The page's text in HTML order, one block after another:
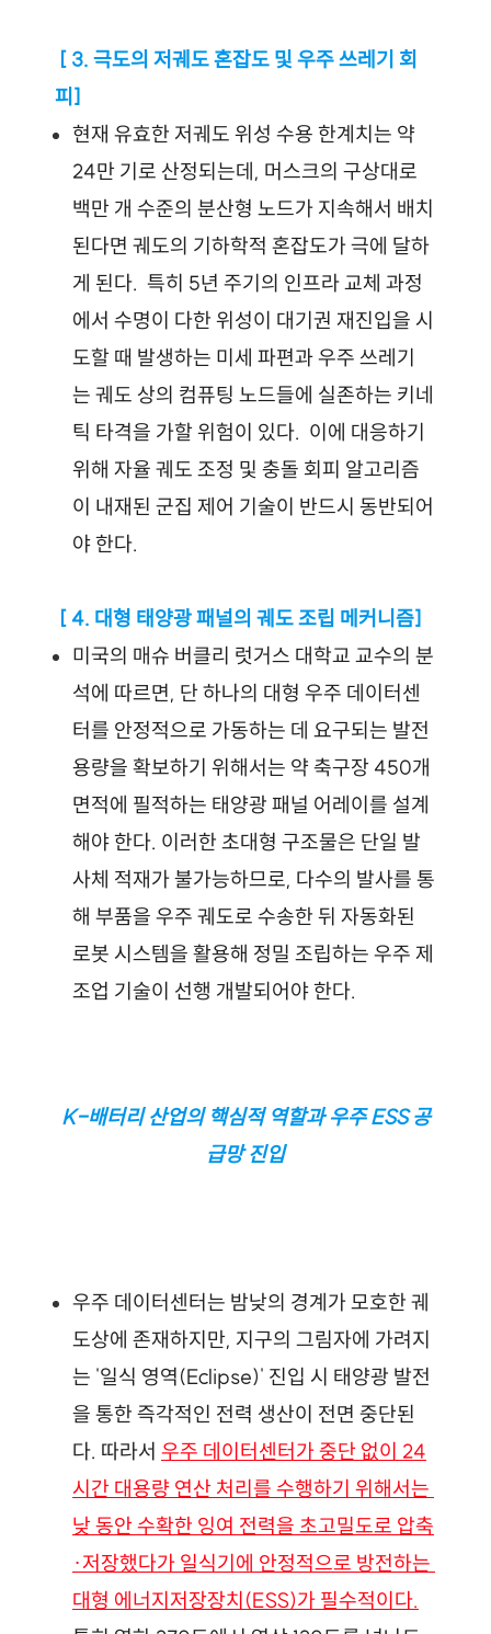
피]
현재 유효한 저궤도 위성 수용 한계치는 약
24만 기로 산정되는데, 머스크의 구상대로
백만 개 수준의 분산형 노드가 지속해서 배치
된다면 궤도의 기하학적 혼잡도가 극에 달하
게 된다. 특히 5년 주기의 인프라 교체 과정
에서 수명이 다한 위성이 대기권 재진입을 시
도할 때 발생하는 미세 파편과 우주 쓰레기
는 궤도 상의 컴퓨팅 노드들에 실존하는 키네
틱 타격을 가할 위험이 있다. 이에 대응하기
위해 자율 궤도 조정 및 충돌 회피 알고리즘
이 내재된 군집 제어 기술이 반드시 동반되어
야 한다.
[ 4. 대형 태양광 패널의 궤도 조립 메커니즘]
미국의 매슈 버클리 럿거스 대학교 교수의 분
석에 따르면, 단 하나의 대형 우주 데이터센
터를 안정적으로 가동하는 데 요구되는 발전
용량을 확보하기 위해서는 약 축구장 450개
면적에 필적하는 태양광 패널 어레이를 설계
해야 한다. 이러한 초대형 구조물은 단일 발
사체 적재가 불가능하므로, 다수의 발사를 통
해 부품을 우주 궤도로 수송한 뒤 자동화된
로봇 시스템을 활용해 정밀 조립하는 우주 제
조업 기술이 선행 개발되어야 한다.
K-배터리 산업의 핵심적 역할과 우주 ESS 공
급망 진입
우주 데이터센터는 밤낮의 경계가 모호한 궤
도상에 존재하지만, 지구의 그림자에 가려지
는 '일식 영역(Eclipse)' 진입 시 태양광 발전
을 통한 즉각적인 전력 생산이 전면 중단된
다. 따라서 우주 데이터센터가 중단 없이 24
시간 대용량 연산 처리를 수행하기 위해서는
낮 동안 수확한 잉여 전력을 초고밀도로 압축
·저장했다가 일식기에 안정적으로 방전하는
대형 에너지저장장치(ESS)가 필수적이다.